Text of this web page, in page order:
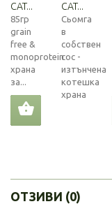
CAT...
85гр
grain
free &
monoprotein
храна
за...
CAT...
Сьомга
в
собствен
сос -
изтънчена
котешка
храна
ОТЗИВИ (0)